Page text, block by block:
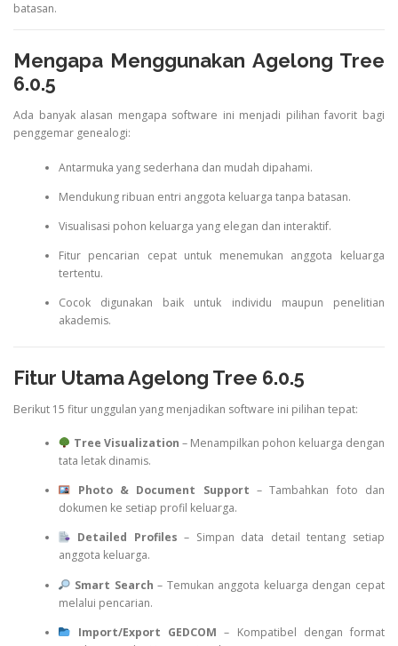
batasan.
Mengapa Menggunakan Agelong Tree
6.0.5
Ada banyak alasan mengapa software ini menjadi pilihan favorit bagi
penggemar genealogi:
Antarmuka yang sederhana dan mudah dipahami.
Mendukung ribuan entri anggota keluarga tanpa batasan.
Visualisasi pohon keluarga yang elegan dan interaktif.
Fitur pencarian cepat untuk menemukan anggota keluarga
tertentu.
Cocok digunakan baik untuk individu maupun penelitian
akademis.
Fitur Utama Agelong Tree 6.0.5
Berikut 15 fitur unggulan yang menjadikan software ini pilihan tepat:
Tree Visualization – Menampilkan pohon keluarga dengan
tata letak dinamis.
Photo & Document Support – Tambahkan foto dan
dokumen ke setiap profil keluarga.
Detailed Profiles – Simpan data detail tentang setiap
anggota keluarga.
Smart Search – Temukan anggota keluarga dengan cepat
melalui pencarian.
Import/Export GEDCOM – Kompatibel dengan format